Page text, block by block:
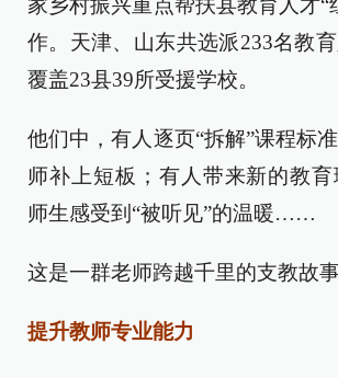
家乡村振兴重点帮扶县教育人才“
作。天津、山东共选派233名教育
覆盖23县39所受援学校。
他们中，有人逐页“拆解”课程标
师补上短板；有人带来新的教
师生感受到“被听见”的温暖……
这是一群老师跨越千里的支教故事
提升教师专业能力